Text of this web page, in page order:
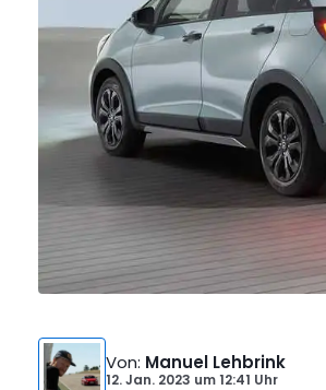
Von: Manuel Lehbrink
12. Jan. 2023 um12:41 Uhr